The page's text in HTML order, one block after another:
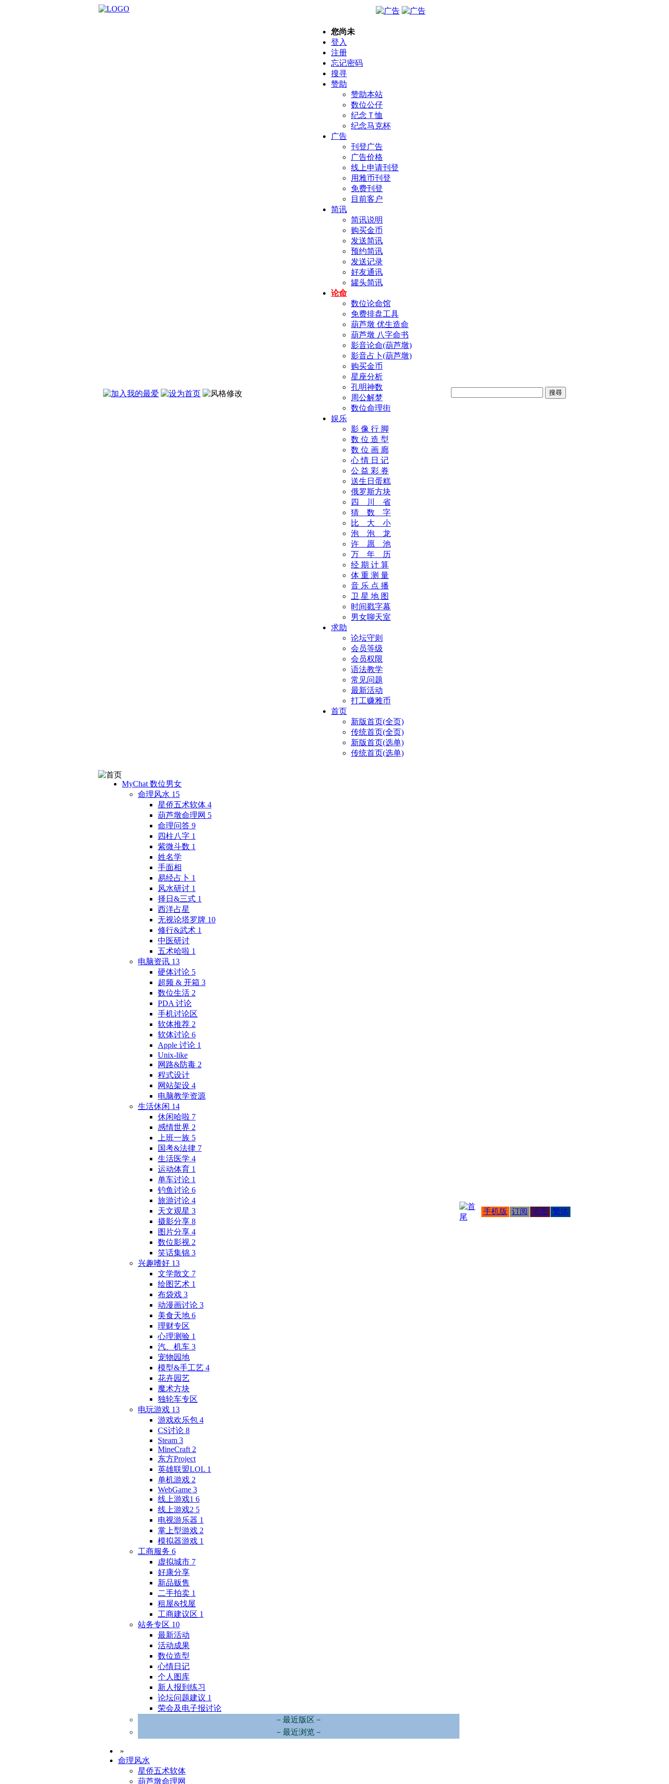
您尚未
登入
注册
忘记密码
搜寻
赞助
赞助本站
数位公仔
纪念Ｔ恤
纪念马克杯
广告
刊登广告
广告价格
线上申请刊登
用雅币刊登
免费刊登
目前客户
简讯
简讯说明
购买金币
发送简讯
预约简讯
发送记录
好友通讯
罐头简讯
论命
数位论命馆
免费排盘工具
葫芦墩 优生造命
葫芦墩 八字命书
影音论命(葫芦墩)
影音占卜(葫芦墩)
购买金币
星座分析
孔明神数
周公解梦
数位命理街
娱乐
影 像 行 脚
数 位 造 型
数 位 画 廊
心 情 日 记
公 益 彩 券
送生日蛋糕
俄罗斯方块
四 川 省
猜 数 字
比 大 小
泡 泡 龙
许 愿 池
万 年 历
经 期 计 算
体 重 测 量
音 乐 点 播
卫 星 地 图
时间戳字幕
男女聊天室
求助
论坛守则
会员等级
会员权限
语法教学
常见问题
最新活动
打工赚雅币
首页
新版首页(全页)
传统首页(全页)
新版首页(选单)
传统首页(选单)
MyChat 数位男女
命理风水 15
星侨五术软体 4
葫芦墩命理网 5
命理问答 9
四柱八字 1
紫微斗数 1
姓名学
手面相
易经占卜 1
风水研讨 1
择日&三式 1
西洋占星
无视论塔罗牌 10
修行&武术 1
中医研讨
五术哈啦 1
电脑资讯 13
硬体讨论 5
超频 & 开箱 3
数位生活 2
PDA 讨论
手机讨论区
软体推荐 2
软体讨论 6
Apple 讨论 1
Unix-like
网路&防毒 2
程式设计
网站架设 4
电脑教学资源
生活休闲 14
休闲哈啦 7
感情世界 2
上班一族 5
国考&法律 7
生活医学 4
运动体育 1
单车讨论 1
钓鱼讨论 6
旅游讨论 4
天文观星 3
摄影分享 8
图片分享 4
数位影视 2
笑话集锦 3
兴趣嗜好 13
文学散文 7
绘图艺术 1
布袋戏 3
动漫画讨论 3
美食天地 6
理财专区
心理测验 1
汽、机车 3
宠物园地
模型&手工艺 4
花卉园艺
魔术方块
独轮车专区
电玩游戏 13
游戏欢乐包 4
CS讨论 8
Steam 3
MineCraft 2
东方Project
英雄联盟LOL 1
单机游戏 2
WebGame 3
线上游戏1 6
线上游戏2 5
电视游乐器 1
掌上型游戏 2
模拟器游戏 1
工商服务 6
虚拟城市 7
好康分享
新品贩售
二手拍卖 1
租屋&找屋
工商建议区 1
站务专区 10
最新活动
活动成果
数位造型
心情日记
个人图库
新人报到练习
论坛问题建议 1
荣会及电子报讨论
－最近版区－
－最近浏览－
»
命理风水
星侨五术软体
葫芦墩命理网
手机版 订阅 地图 繁体